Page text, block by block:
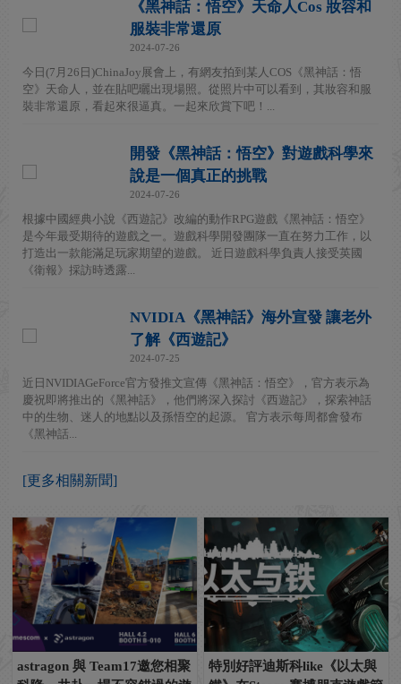
《黑神話：悟空》天命人Cos 妝容和
服裝非常還原
2024-07-26
今日(7月26日)ChinaJoy展會上，有網友拍到某人COS《黑神話：悟
空》天命人，並在貼吧曬出現場照。從照片中可以看到，其妝容和服
裝非常還原，看起來很逼真。一起來欣賞下吧！...
開發《黑神話：悟空》對遊戲科學來
說是一個真正的挑戰
2024-07-26
根據中國經典小說《西遊記》改編的動作RPG遊戲《黑神話：悟空》
是今年最受期待的遊戲之一。遊戲科學開發團隊一直在努力工作，以
打造出一款能滿足玩家期望的遊戲。 近日遊戲科學負責人接受英國
《衛報》採訪時透露...
NVIDIA《黑神話》海外宣發 讓老外
了解《西遊記》
2024-07-25
近日NVIDIAGeForce官方發推文宣傳《黑神話：悟空》，官方表示為
慶祝即將推出的《黑神話》，他們將深入探討《西遊記》，探索神話
中的生物、迷人的地點以及孫悟空的起源。 官方表示每周都會發布
《黑神話...
[更多相關新聞]
astragon 與 Team17邀您相聚
特別好評迪斯科like《以太與